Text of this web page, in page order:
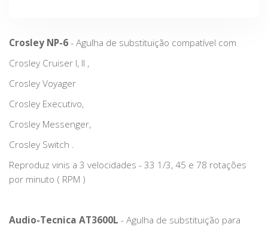
Crosley NP-6- Agulha de substituição compatível com
Crosley Cruiser I, II ,
Crosley Voyager
Crosley Executivo,
Crosley Messenger,
Crosley Switch .
Reproduz vinis a 3 velocidades - 33 1/3, 45 e 78 rotações
por minuto ( RPM )
Audio-Tecnica AT3600L - Agulha de substituição para